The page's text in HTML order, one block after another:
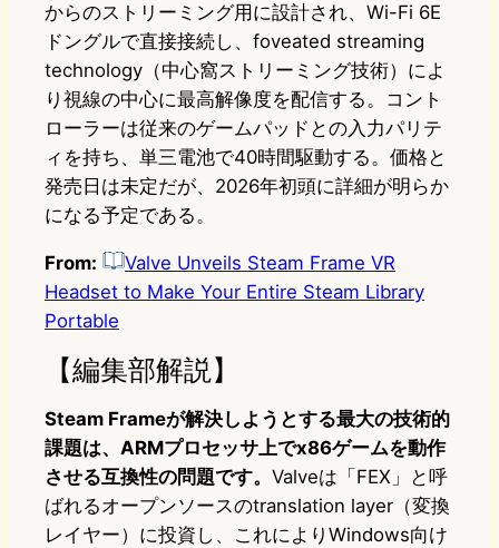
からのストリーミング用に設計され、Wi-Fi 6E
ドングルで直接接続し、foveated streaming
technology（中心窩ストリーミング技術）によ
り視線の中心に最高解像度を配信する。コント
ローラーは従来のゲームパッドとの入力パリテ
ィを持ち、単三電池で40時間駆動する。価格と
発売日は未定だが、2026年初頭に詳細が明らか
になる予定である。
From:
Valve Unveils Steam Frame VR
Headset to Make Your Entire Steam Library
Portable
【編集部解説】
Steam Frameが解決しようとする最大の技術的
課題は、ARMプロセッサ上でx86ゲームを動作
させる互換性の問題です。 Valveは「FEX」と呼
ばれるオープンソースのtranslation layer（変換
レイヤー）に投資し、これによりWindows向け